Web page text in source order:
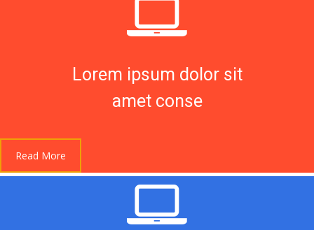
Lorem ipsum dolor sit
amet conse
Read More